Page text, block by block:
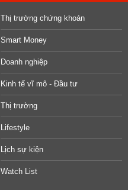
Thị trường chứng khoán
Smart Money
Doanh nghiệp
Kinh tế vĩ mô - Đầu tư
Thị trường
Lifestyle
Lịch sự kiện
Watch List